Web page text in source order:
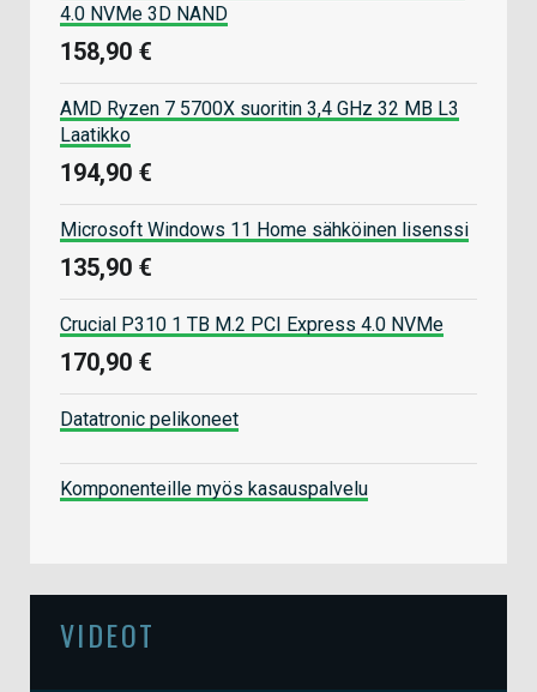
4.0 NVMe 3D NAND
158,90 €
AMD Ryzen 7 5700X suoritin 3,4 GHz 32 MB L3
Laatikko
194,90 €
Microsoft Windows 11 Home sähköinen lisenssi
135,90 €
Crucial P310 1 TB M.2 PCI Express 4.0 NVMe
170,90 €
Datatronic pelikoneet
Komponenteille myös kasauspalvelu
VIDEOT